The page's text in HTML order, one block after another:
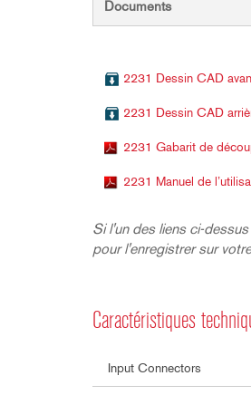
Documents
2231 Dessin CAD
2231 Dessin CAD
2231 Gabarit de
2231 Manuel de
Si l'un des liens ci-
pour l'enregistrer sur
Caractéristiques
Input Connectors